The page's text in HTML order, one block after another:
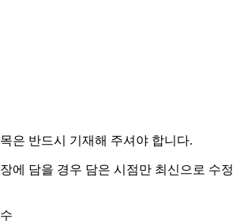
은 반드시 기재해 주셔야 합니다.
에 담을 경우 담은 시점만 최신으로 수정